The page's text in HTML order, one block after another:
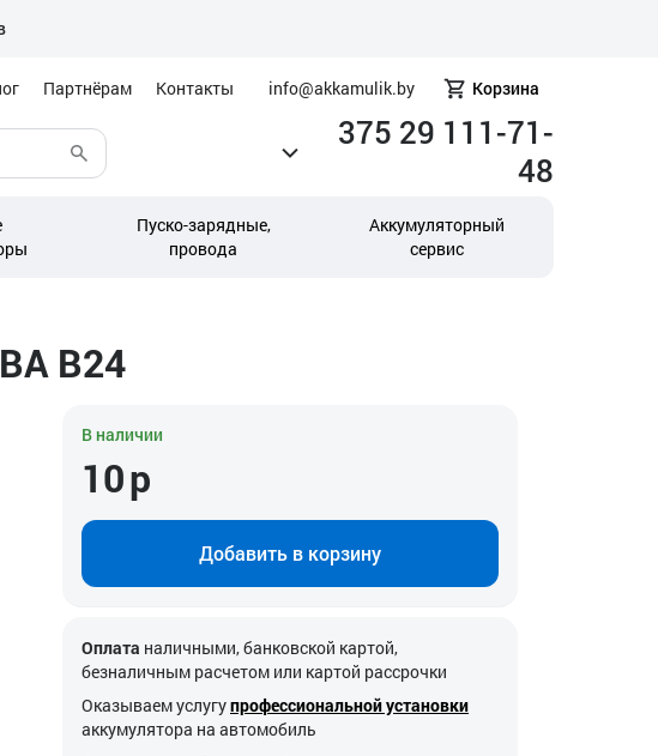
Партнёрам Контакты info@akkamulik.by Корзина
375 29 111-71-
48
Пуско-зарядные,
провода
Аккумуляторный
сервис
B24
В наличии
10р
Добавить в корзину
Оплата наличными, банковской картой,
безналичным расчетом или картой рассрочки
Оказываем услугупрофессиональной установки
аккумулятора на автомобиль